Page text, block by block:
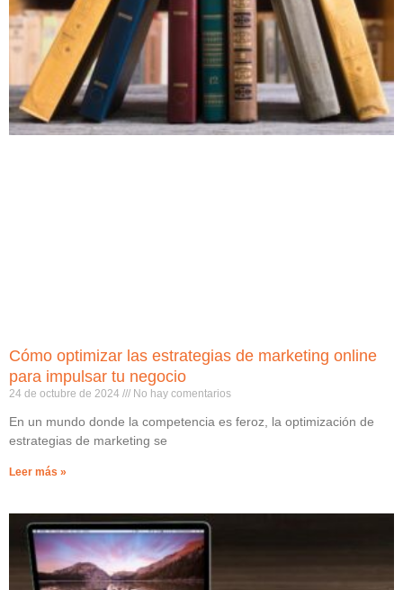
Cómo optimizar las estrategias de marketing online
para impulsar tu negocio
24 de octubre de 2024 No hay comentarios
En un mundo donde la competencia es feroz, la optimización de
estrategias de marketing se
Leer más »